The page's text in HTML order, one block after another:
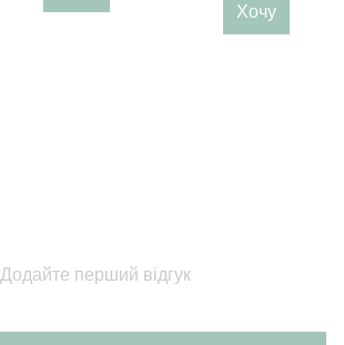
Хочу
Додайте перший відгук